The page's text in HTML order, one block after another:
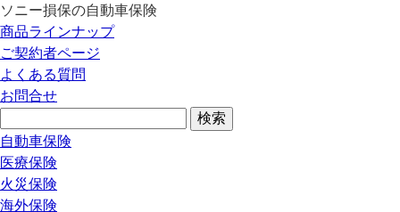
ソニー損保の自動車保険
商品ラインナップ
ご契約者ページ
よくある質問
お問合せ
自動車保険
医療保険
火災保険
海外保険
自動車保険トップ
商品の特長
補償内容
自動車保険ガイド
お客様の満足・不満の声
自動車保険トップ
商品の特長
補償内容